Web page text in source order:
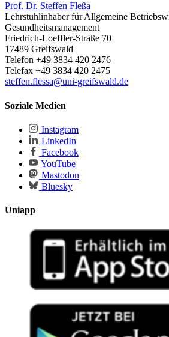
Prof. Dr. Steffen Fleßa
Lehrstuhlinhaber für Allgemeine
Gesundheitsmanagement
Friedrich-Loeffler-Straße 70
17489 Greifswald
Telefon +49 3834 420 2476
Telefax +49 3834 420 2475
steffen.flessa@uni-greifswald.de
Soziale Medien
Instagram
LinkedIn
Facebook
YouTube
Mastodon
Bluesky
Uniapp